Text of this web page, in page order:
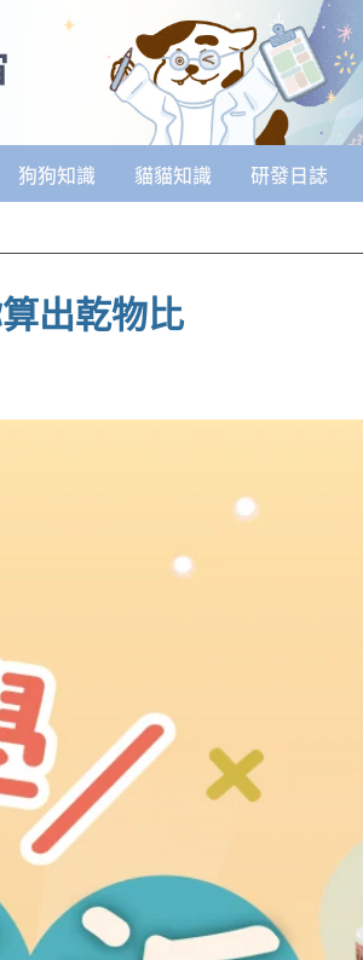
狗狗知識 貓貓知識 研發日誌
出乾物比